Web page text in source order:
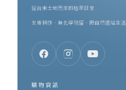
從台東土地而來的植萃日常
友善耕作．無化學殘留．把自然還給生活
購物資訊